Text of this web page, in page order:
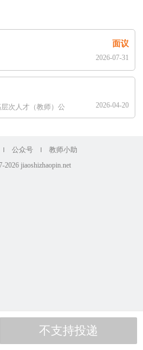
面议
2026-07-31
次人才（教师）公
2026-04-20
公众号
教师小助
2026 jiaoshizhaopin.net